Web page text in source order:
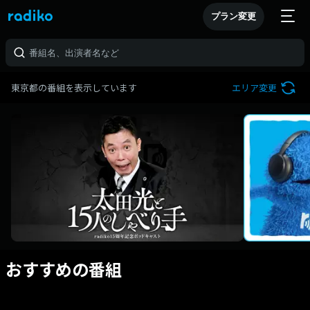
プラン変更
東京都の番組を表示しています エリア変更
おすすめの番組